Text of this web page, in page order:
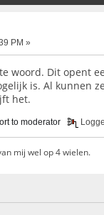
PM »
woord. Dit opent
is. Al kunnen
het.
to moderator
mij wel op 4 wielen.